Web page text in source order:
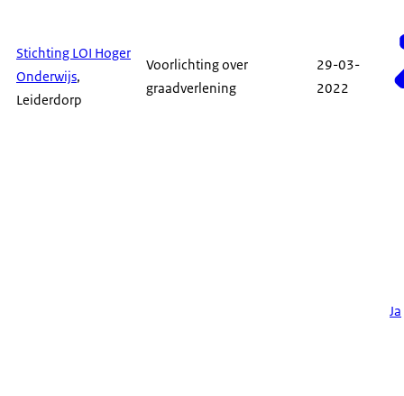
Stichting LOI Hoger
Onderwijs,
Leiderdorp
Voorlichting over
graadverlening
29-03-
2022
Ja